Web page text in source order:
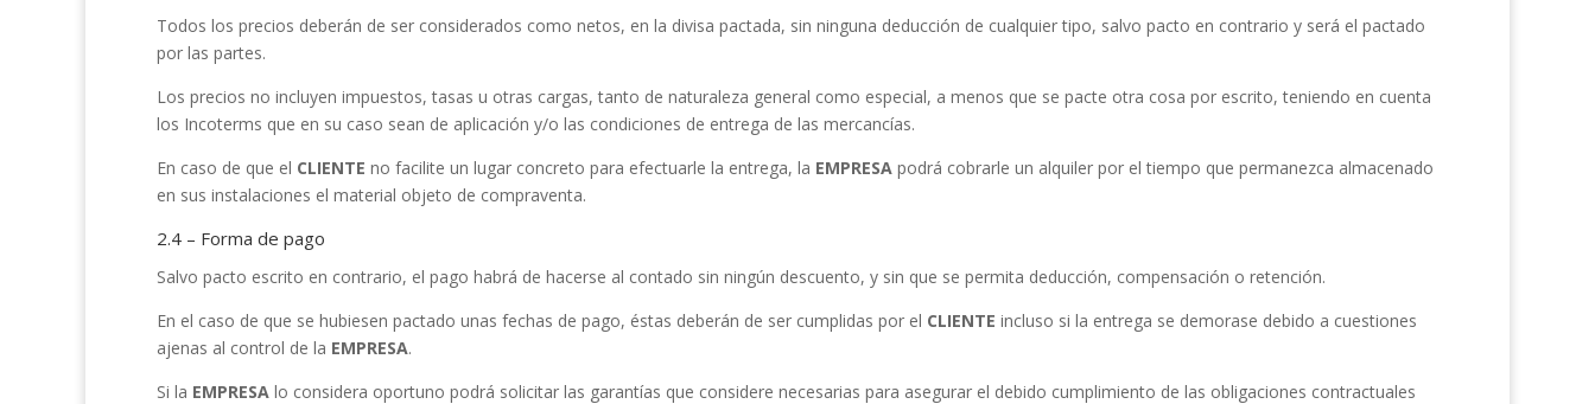
Todos los precios deberán de ser considerados como netos, en la divisa pactada, sin ninguna deducción de cualquier tipo, salvo pacto en contrario y será el pactado
por las partes.
Los precios no incluyen impuestos, tasas u otras cargas, tanto de naturaleza general como especial, a menos que se pacte otra cosa por escrito, teniendo en cuenta
los Incoterms que en su caso sean de aplicación y/o las condiciones de entrega de las mercancías.
En caso de que el CLIENTE no facilite un lugar concreto para efectuarle la entrega, la EMPRESA podrá cobrarle un alquiler por el tiempo que permanezca almacenado
en sus instalaciones el material objeto de compraventa.
2.4 – Forma de pago
Salvo pacto escrito en contrario, el pago habrá de hacerse al contado sin ningún descuento, y sin que se permita deducción, compensación o retención.
En el caso de que se hubiesen pactado unas fechas de pago, éstas deberán de ser cumplidas por el CLIENTE incluso si la entrega se demorase debido a cuestiones
ajenas al control de la EMPRESA.
Si la EMPRESA lo considera oportuno podrá solicitar las garantías que considere necesarias para asegurar el debido cumplimiento de las obligaciones contractuales